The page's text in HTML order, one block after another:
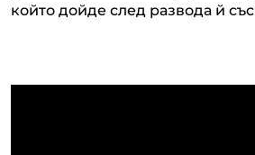
който дойде след развода й със